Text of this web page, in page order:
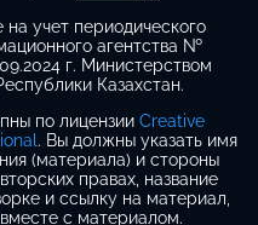
на учет периодического
агентства №
г. Министерством
Казахстан.
по лицензии Creative
. Вы должны указать имя
(материала) и стороны
правах, название
и ссылку на материал,
с материалом.